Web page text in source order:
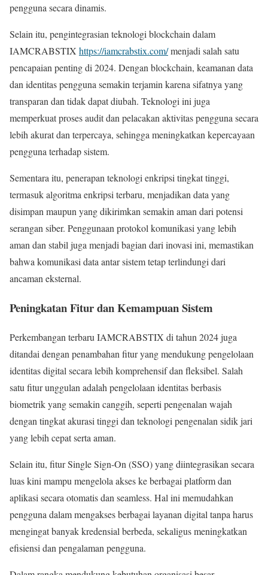
pengguna secara dinamis.
Selain itu, pengintegrasian teknologi blockchain dalam
IAMCRABSTIX https://iamcrabstix.com/menjadi salah satu
pencapaian penting di 2024. Dengan blockchain, keamanan data
dan identitas pengguna semakin terjamin karena sifatnya yang
transparan dan tidak dapat diubah. Teknologi ini juga
memperkuat proses audit dan pelacakan aktivitas pengguna secara
lebih akurat dan terpercaya, sehingga meningkatkan kepercayaan
pengguna terhadap sistem.
Sementara itu, penerapan teknologi enkripsi tingkat tinggi,
termasuk algoritma enkripsi terbaru, menjadikan data yang
disimpan maupun yang dikirimkan semakin aman dari potensi
serangan siber. Penggunaan protokol komunikasi yang lebih
aman dan stabil juga menjadi bagian dari inovasi ini, memastikan
bahwa komunikasi data antar sistem tetap terlindungi dari
ancaman eksternal.
Peningkatan Fitur dan Kemampuan Sistem
Perkembangan terbaru IAMCRABSTIX di tahun 2024 juga
ditandai dengan penambahan fitur yang mendukung pengelolaan
identitas digital secara lebih komprehensif dan fleksibel. Salah
satu fitur unggulan adalah pengelolaan identitas berbasis
biometrik yang semakin canggih, seperti pengenalan wajah
dengan tingkat akurasi tinggi dan teknologi pengenalan sidik jari
yang lebih cepat serta aman.
Selain itu, fitur Single Sign-On (SSO) yang diintegrasikan secara
luas kini mampu mengelola akses ke berbagai platform dan
aplikasi secara otomatis dan seamless. Hal ini memudahkan
pengguna dalam mengakses berbagai layanan digital tanpa harus
mengingat banyak kredensial berbeda, sekaligus meningkatkan
efisiensi dan pengalaman pengguna.